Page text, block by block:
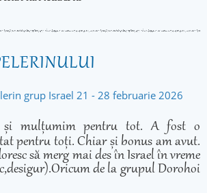
grup Israel 21 - 28 februarie 2026
și mulțumim pentru tot. A fost o
pentru toți. Chiar și bonus am avut.
să merg mai des în Israel în vreme
de la grupul Dorohoi